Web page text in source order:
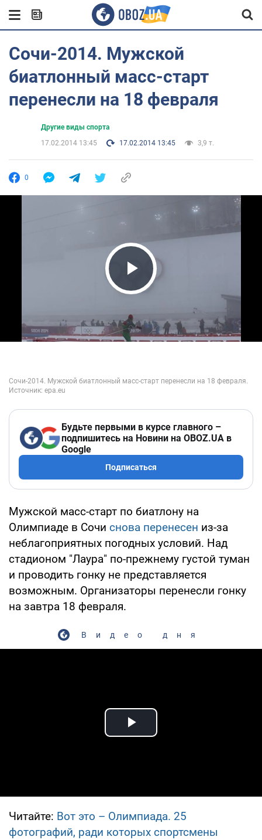
Сочи-2014. Мужской
биатлонный масс-старт
перенесли на 18 февраля
Другие виды спорта
17.02.2014 13:45
17.02.2014 13:45 3,9 т.
0
Play Video
Будьте первыми в курсе главного –
подпишитесь на Новини на OBOZ.UA в
Google
Подписаться
Мужской масс-старт по биатлону на
Олимпиаде в Сочи снова перенесен из-за
неблагоприятных погодных условий. Над
стадионом "Лаура" по-прежнему густой туман
и проводить гонку не представляется
возможным. Организаторы перенесли гонку
на завтра 18 февраля.
Видео дня
Play Video
Читайте: Вот это – Олимпиада. 25
фотографий, ради которых спортсмены